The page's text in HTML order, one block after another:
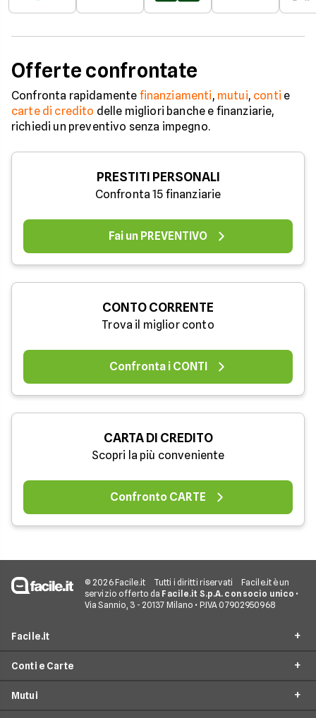
Offerte confrontate
Confronta rapidamente finanziamenti, mutui, conti e
carte di credito delle migliori banche e finanziarie,
richiedi un preventivo senza impegno.
PRESTITI PERSONALI
Confronta 15 finanziarie
Fai un PREVENTIVO
CONTO CORRENTE
Trova il miglior conto
Confronta i CONTI
CARTA DI CREDITO
Scopri la più conveniente
Confronto CARTE
© 2026 Facile.it Tutti i diritti riservati
Facile.it è un
servizio offerto da Facile.it S.p.A. con socio unico •
Via Sannio, 3 - 20137 Milano • P.IVA 07902950968
Facile.it
Prestiti
Conti e Carte
Mutui